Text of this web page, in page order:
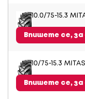
10.0/75-15.3
Впишете се, за
10/75-15.3
Впишете се, за